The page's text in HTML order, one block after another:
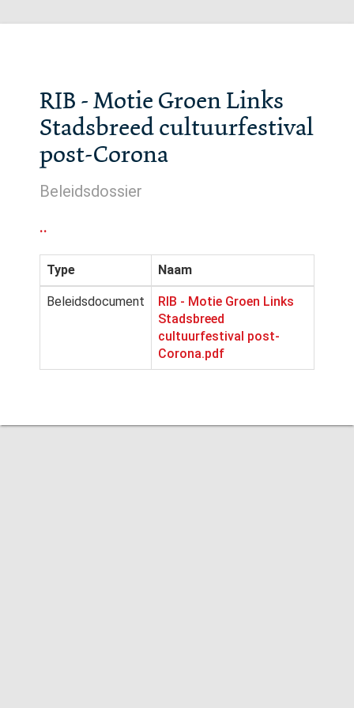
RIB - Motie Groen Links
Stadsbreed cultuurfestival
post-Corona
Beleidsdossier
..
Type Naam
Beleidsdocument
RIB - Motie Groen Links
Stadsbreed
cultuurfestival post-
Corona.pdf